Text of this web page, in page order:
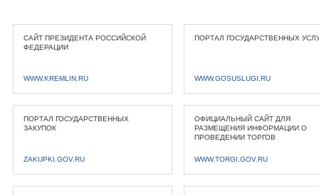
САЙТ ПРЕЗИДЕНТА РОССИЙСКОЙ
ФЕДЕРАЦИИ
WWW.KREMLIN.RU
ПОРТАЛ ГОСУДАРСТВЕННЫХ
WWW.GOSUSLUGI.RU
ПОРТАЛ ГОСУДАРСТВЕННЫХ
ЗАКУПОК
ZAKUPKI.GOV.RU
ОФИЦИАЛЬНЫЙ САЙТ ДЛЯ
РАЗМЕЩЕНИЯ ИНФОРМАЦИИ О
ПРОВЕДЕНИИ ТОРГОВ
WWW.TORGI.GOV.RU